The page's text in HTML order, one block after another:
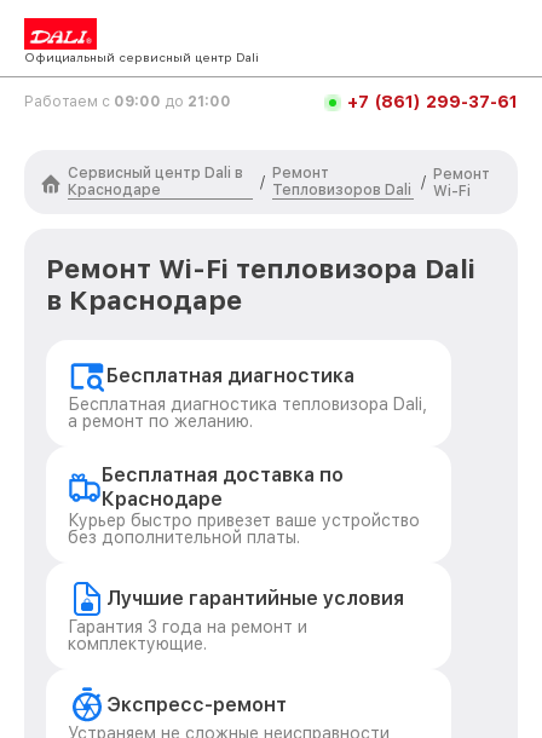
Официальный сервисный центр Dali
Работаем с 09:00 до 21:00 +7 (861) 299-37-61
Сервисный центр Dali в
Краснодаре
/
Ремонт
Тепловизоров Dali
/ Ремонт
Wi-Fi
Ремонт Wi-Fi тепловизора Dali
в Краснодаре
Бесплатная диагностика
Бесплатная диагностика тепловизора Dali,
а ремонт по желанию.
Бесплатная доставка по
Краснодаре
Курьер быстро привезет ваше устройство
без дополнительной платы.
Лучшие гарантийные условия
Гарантия 3 года на ремонт и
комплектующие.
Экспресс-ремонт
Устраняем не сложные неисправности